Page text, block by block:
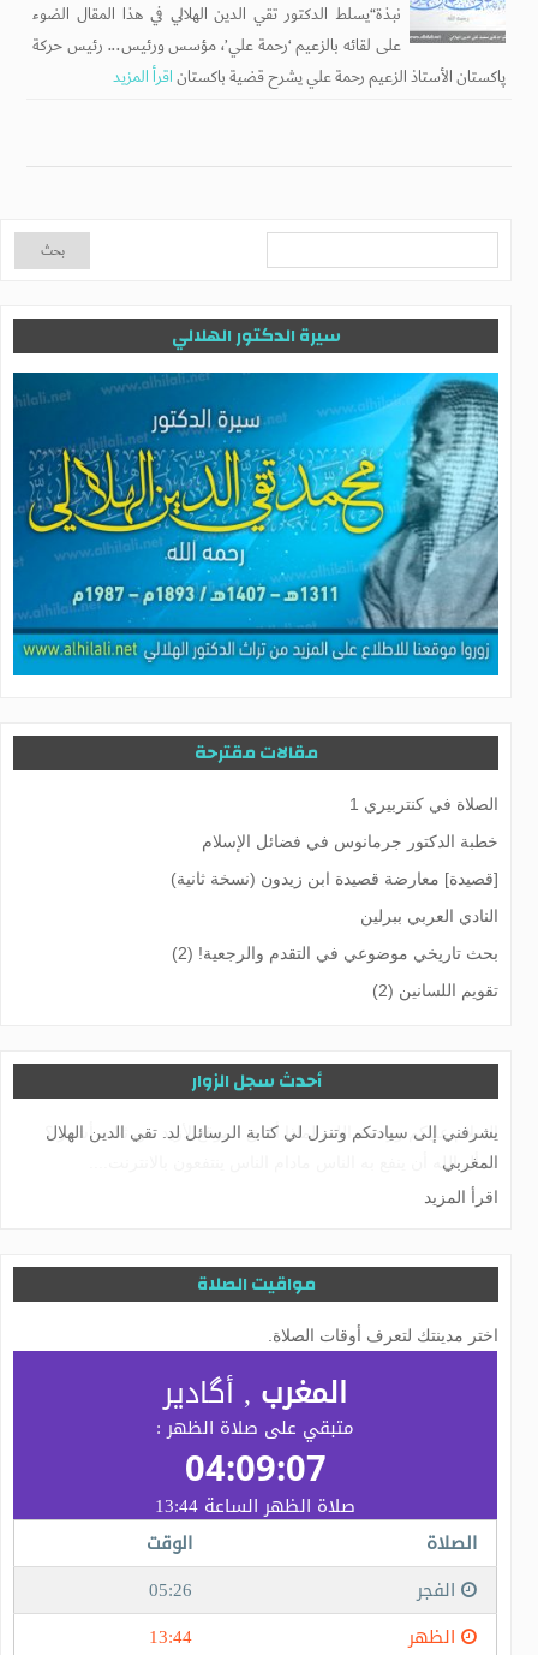
نبذة“يسلط الدكتور تقي الدين الهلالي في هذا المقال الضوء
على لقائه بالزعيم ‘رحمة علي’، مؤسس ورئيس... رئيس حركة
پاكستان الأستاذ الزعيم رحمة علي يشرح قضية باكستاناقرأ المزيد
سيرة الدكتور الهلالي
مقالات مقترحة
الصلاة في کنتربيري 1
خطبة الدكتور جرمانوس في فضائل الإسلام
[قصيدة] معارضة قصيدة ابن زيدون (نسخة ثانية)
النادي العربي ببرلين
بحث تاريخي موضوعي في التقدم والرجعية! (2)
تقويم اللسانين (2)
أحدث سجل الزوار
يشرفني إلى سيادتكم وتنزل لي كتابة الرسائل لد. تقي الدين الهلال
المغربي
اقرأ المزيد
مواقيت الصلاة
اختر مدينتك لتعرف أوقات الصلاة.